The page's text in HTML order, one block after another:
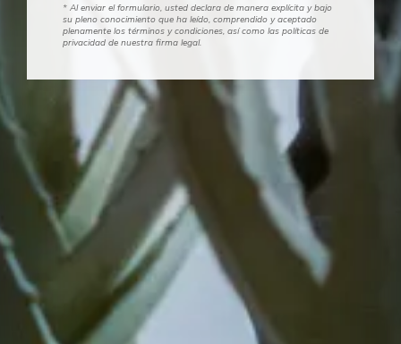
* Al enviar el formulario, usted declara de manera explícita y bajo
su pleno conocimiento que ha leído, comprendido y aceptado
plenamente los términos y condiciones, así como las políticas de
privacidad de nuestra firma legal.